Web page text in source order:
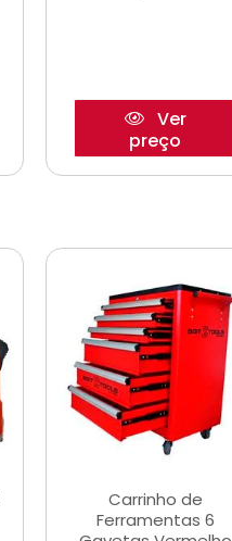
Ver
preço
Carrinho de
Ferramentas 6